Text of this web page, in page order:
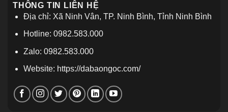
THÔNG TIN LIÊN HỆ
Địa chỉ: Xã Ninh Vân, TP. Ninh Bình, Tỉnh Ninh Bình
Hotline: 0982.583.000
Zalo: 0982.583.000
Website: https://dabaongoc.com/